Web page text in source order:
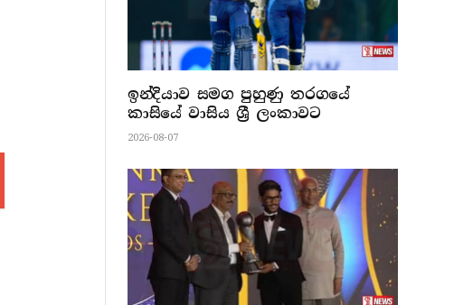
ඉන්දියාව සමග පුහුණු තරගයේ
කාසියේ වාසිය ශ්‍රී ලංකාවට
2026-08-07